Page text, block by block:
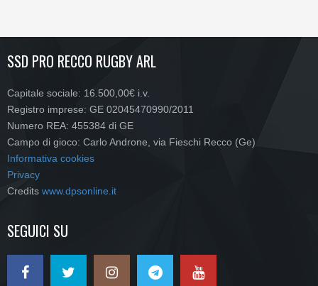
SSD PRO RECCO RUGBY ARL
Capitale sociale: 16.500,00€ i.v.
Registro imprese: GE 02045470990/2011
Numero REA: 455384 di GE
Campo di gioco: Carlo Androne, via Fieschi Recco (Ge)
Informativa cookies
Privacy
Credits www.dpsonline.it
SEGUICI SU